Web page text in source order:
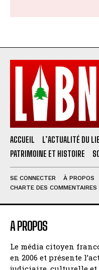
ACCUEIL L’ACTUALITÉ DU
PATRIMOINE ET HISTOIRE
SE CONNECTER À PROPOS
CHARTE DES COMMENTAIRES
A PROPOS
Le média citoyen
en 2006 et présente